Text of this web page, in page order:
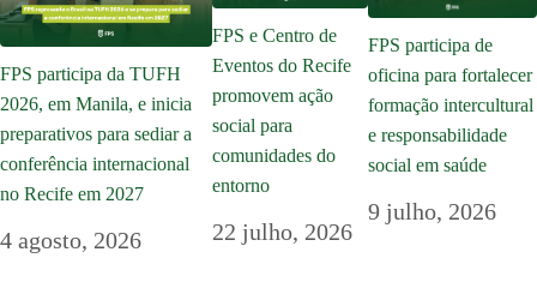
FPS participa da TUFH
2026, em Manila, e inicia
preparativos para sediar a
conferência internacional
no Recife em 2027
4 agosto, 2026
FPS e Centro de
Eventos do Recife
promovem ação
social para
comunidades do
entorno
22 julho, 2026
FPS participa de
oficina para fortalecer
formação intercultural
e responsabilidade
social em saúde
9 julho, 2026